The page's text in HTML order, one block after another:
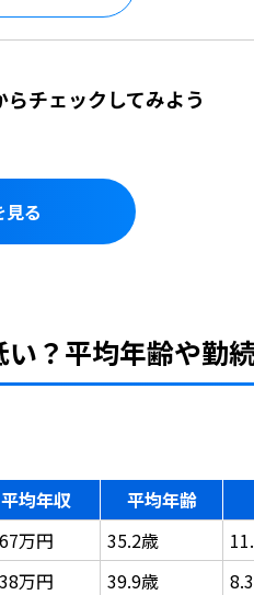
チェックしてみよう
る
？平均年齢や勤
平均年収 平均年齢
万円 35.2歳
万円 39.9歳